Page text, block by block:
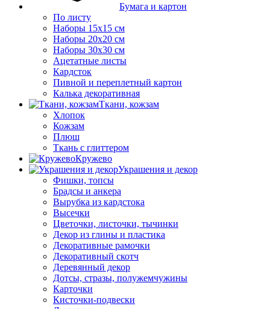
Бумага и картон
По листу
Наборы 15х15 см
Наборы 20х20 см
Наборы 30х30 см
Ацетатные листы
Кардсток
Пивной и переплетный картон
Калька декоративная
Ткани, кожзам
Хлопок
Кожзам
Плюш
Ткань с глиттером
Кружево
Украшения и декор
Фишки, топсы
Брадсы и анкера
Вырубка из кардстока
Высечки
Цветочки, листочки, тычинки
Декор из глины и пластика
Декоративные рамочки
Декоративный скотч
Деревянный декор
Дотсы, стразы, полужемчужины
Карточки
Кисточки-подвески